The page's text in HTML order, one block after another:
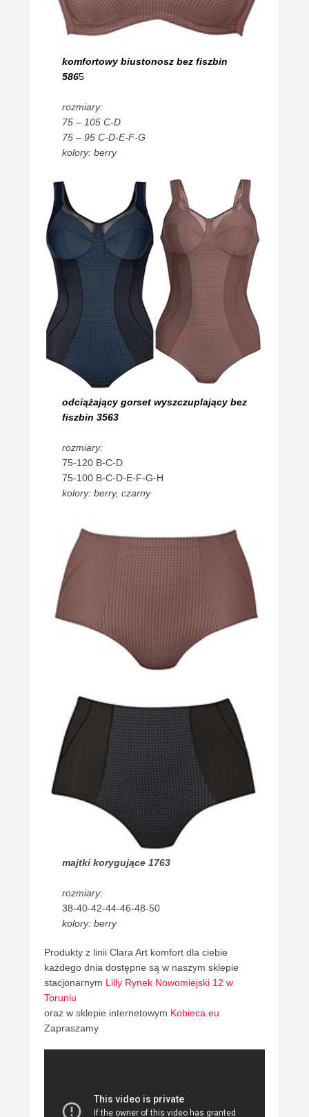
komfortowy biustonosz bez fiszbin
5865
rozmiary:
75 – 105 C-D
75 – 95 C-D-E-F-G
kolory: berry
odciążający gorset wyszczuplający bez
fiszbin 3563
rozmiary:
75-120 B-C-D
75-100 B-C-D-E-F-G-H
kolory: berry, czarny
majtki korygujące 1763
rozmiary:
38-40-42-44-46-48-50
kolory: berry
Produkty z linii Clara Art komfort dla ciebie
każdego dnia dostępne są w naszym sklepie
stacjonarnym Lilly Rynek Nowomiejski 12 w
Toruniu
oraz w sklepie internetowym Kobieca.eu
Zapraszamy